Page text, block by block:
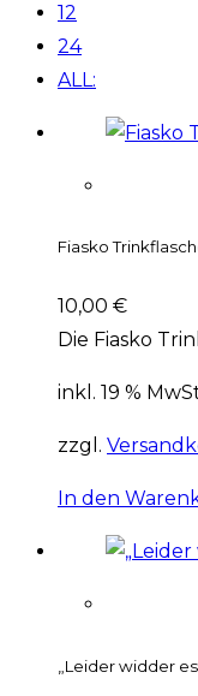
12
24
ALL:
Fiasko
10,00 €
Die Fiasko
inkl. 19 %
zzgl.
In den
„Leider widder